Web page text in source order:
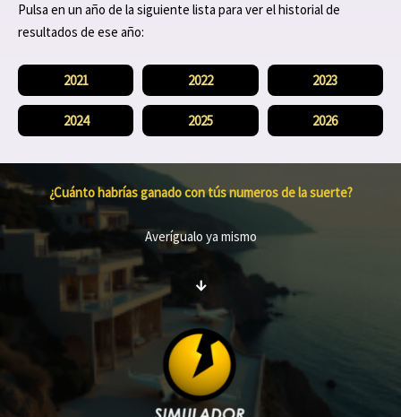
Pulsa en un año de la siguiente lista para ver el historial de
resultados de ese año:
2021 2022 2023
2024 2025 2026
¿Cuánto habrías ganado con tús numeros de la suerte?
Averígualo ya mismo
↓